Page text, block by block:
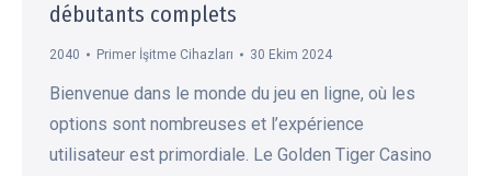
débutants complets
2040 Primer İşitme Cihazları 30 Ekim 2024
Bienvenue dans le monde du jeu en ligne, où les
options sont nombreuses et l’expérience
utilisateur est primordiale. Le Golden Tiger Casino